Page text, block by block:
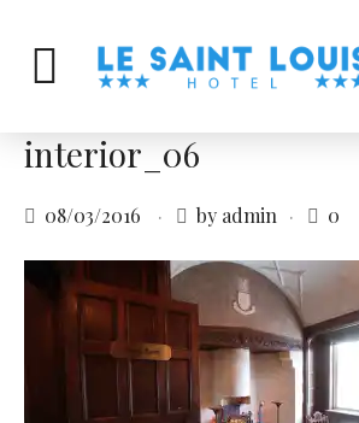
interior_06
08/03/2016 by admin 0